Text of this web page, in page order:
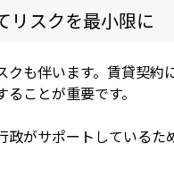
リスクを最小限に
も伴います。賃貸契
ことが重要です。
がサポートしている